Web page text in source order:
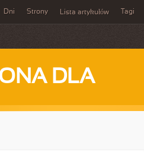
Dni Strony Lista artykułów Tagi
DLA